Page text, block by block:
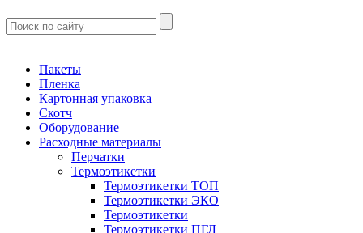
Пакеты
Пленка
Картонная упаковка
Скотч
Оборудование
Расходные материалы
Перчатки
Термоэтикетки
Термоэтикетки ТОП
Термоэтикетки ЭКО
Термоэтикетки
Термоэтикетки ПГЛ